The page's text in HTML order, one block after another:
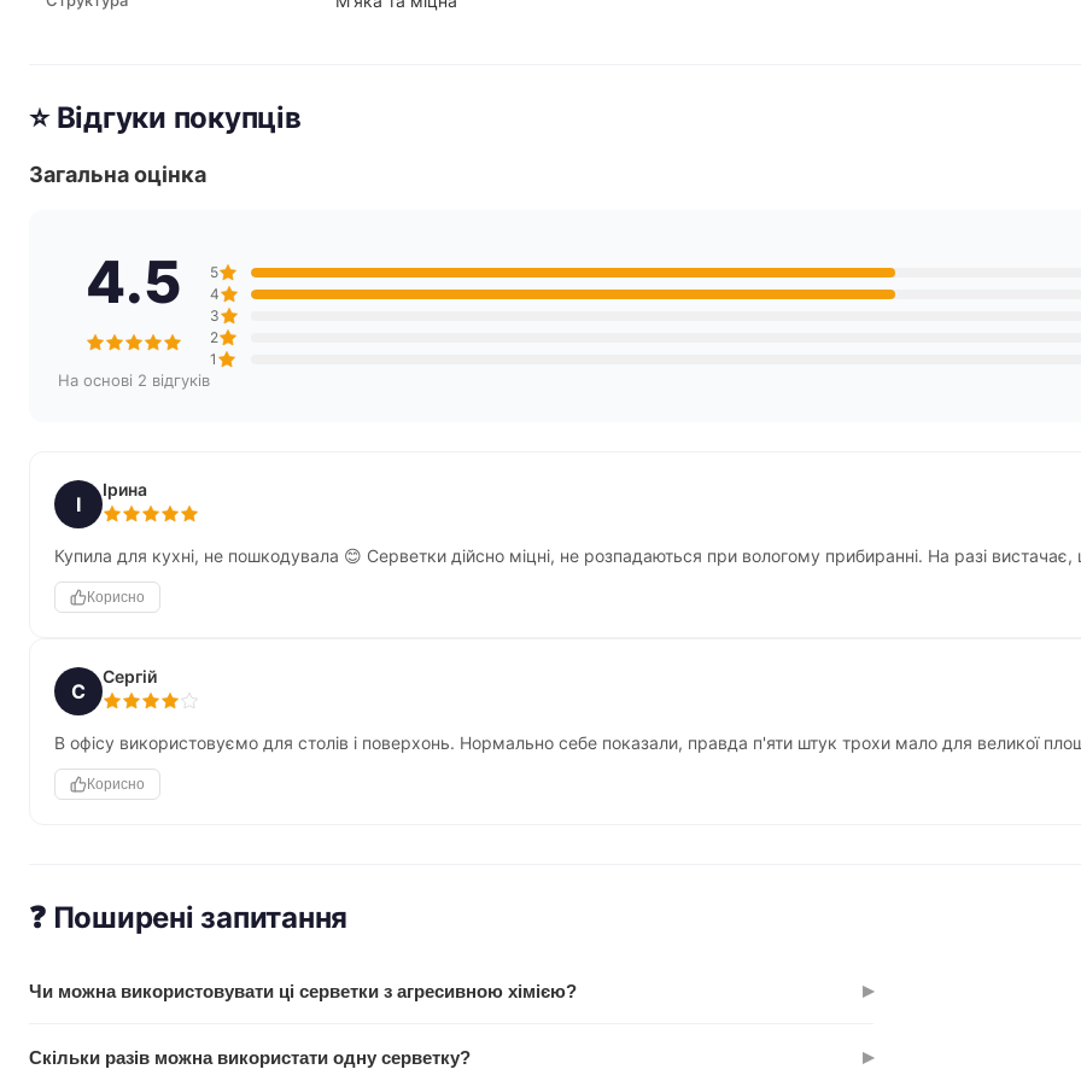
⭐ Відгуки покупців
Загальна оцінка
4.5
На основі 2 відгуків
5
4
3
2
1
І
Ірина
Купила для кухні, не пошкодувала 😊 Серветки дійсно міцні, не розпадаються при вологому прибиранні. На разі вистачає,
Корисно
С
Сергій
В офісу використовуємо для столів і поверхонь. Нормально себе показали, правда п'яти штук трохи мало для великої
Корисно
❓ Поширені запитання
Чи можна використовувати ці серветки з агресивною хімією? ▸
міцність навіть при контакті з сильнодіючими препаратами.
Скільки разів можна використати одну серветку? ▸